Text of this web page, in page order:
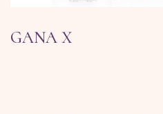
GANA X